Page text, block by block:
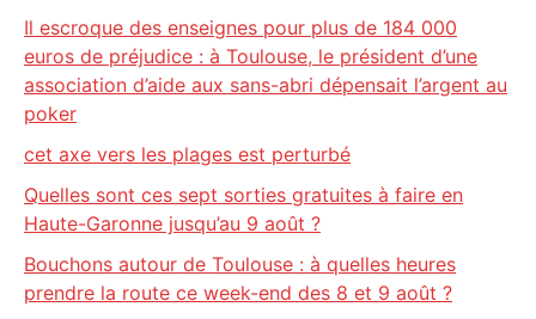
Il escroque des enseignes pour plus de 184 000
euros de préjudice : à Toulouse, le président d’une
association d’aide aux sans-abri dépensait l’argent au
poker
cet axe vers les plages est perturbé
Quelles sont ces sept sorties gratuites à faire en
Haute-Garonne jusqu’au 9 août ?
Bouchons autour de Toulouse : à quelles heures
prendre la route ce week-end des 8 et 9 août ?